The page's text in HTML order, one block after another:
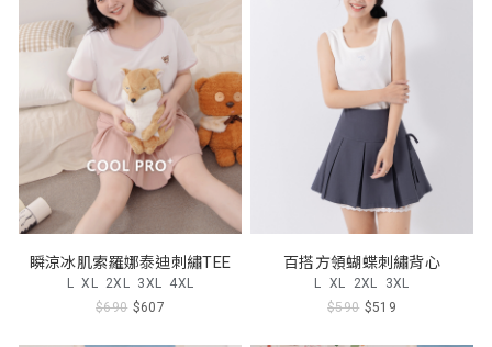
瞬涼冰肌索羅娜泰迪刺繡TEE
L XL 2XL 3XL 4XL
$690 $607
百搭方領蝴蝶刺繡背心
L XL 2XL 3XL
$590 $519